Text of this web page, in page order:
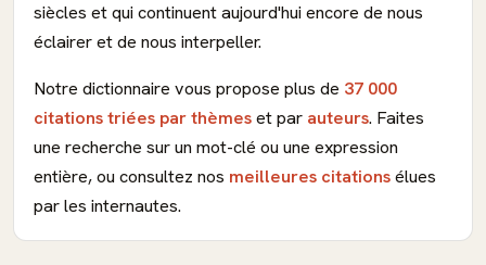
siècles et qui continuent aujourd'hui encore de nous
éclairer et de nous interpeller.
Notre dictionnaire vous propose plus de 37 000
citations triées par thèmeset par auteurs. Faites
une recherche sur un mot-clé ou une expression
entière, ou consultez nos meilleures citationsélues
par les internautes.